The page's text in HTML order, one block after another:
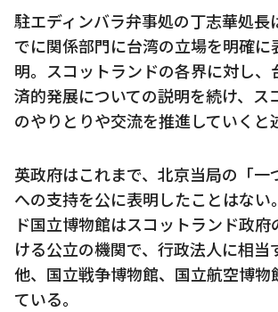
駐エディンバラ弁事処の丁志華処長
でに関係部門に台湾の立場を明確に
明。スコットランドの各界に対し、
済的発展についての説明を続け、ス
のやりとりや交流を推進していくと
英政府はこれまで、北京当局の「一
への支持を公に表明したことはない
ド国立博物館はスコットランド政
ける公立の機関で、行政法人に相当
他、国立戦争博物館、国立航空博物
ている。